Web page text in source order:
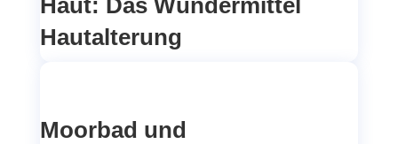
Haut: Das Wundermittel
Hautalterung
Moorbad und